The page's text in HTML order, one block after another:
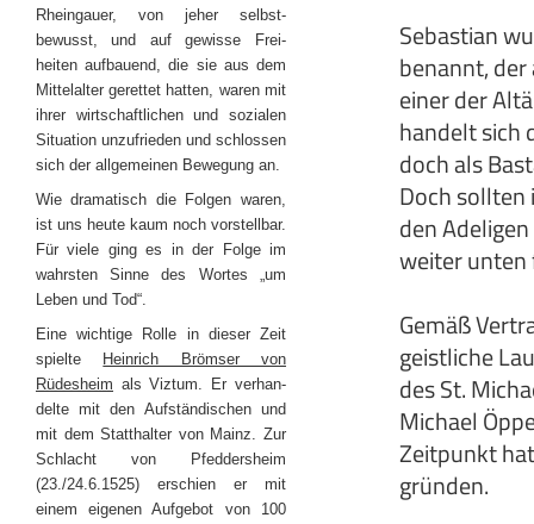
Rheingauer, von jeher selbst-
bewusst, und auf gewisse Frei-
heiten aufbauend, die sie aus dem
Mittelalter gerettet hatten, waren mit
ihrer wirtschaftlichen und sozialen
Situation unzufrieden und schlossen
sich der allgemeinen Bewegung an.
Wie dramatisch die Folgen waren,
ist uns heute kaum noch vorstellbar.
Für viele ging es in der Folge im
wahrsten Sinne des Wortes „um
Leben und Tod“.
Eine wichtige Rolle in dieser Zeit
spielte
Heinrich Brömser von
Rüdesheim als Viztum. Er verhan-
delte mit den Aufständischen und
mit dem Statthalter von Mainz. Zur
Schlacht von Pfeddersheim
(23./24.6.1525) erschien er mit
einem eigenen Aufgebot von 100
Sebastian
benannt,
einer der
handelt sich
doch als
Doch
den
weiter unten
Gemäß
geistliche
des St.
Michael
Zeitpunkt
gründen.